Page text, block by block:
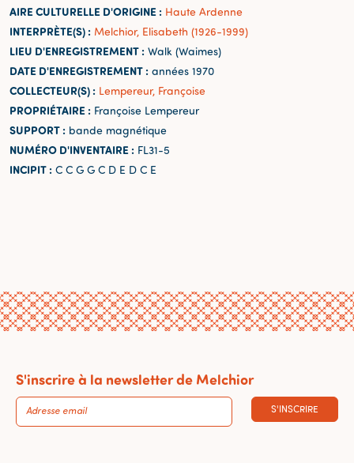
AIRE CULTURELLE D'ORIGINE : Haute Ardenne
INTERPRÈTE(S) : Melchior, Elisabeth (1926-1999)
LIEU D'ENREGISTREMENT : Walk (Waimes)
DATE D'ENREGISTREMENT : années 1970
COLLECTEUR(S) : Lempereur, Françoise
PROPRIÉTAIRE : Françoise Lempereur
SUPPORT : bande magnétique
NUMÉRO D'INVENTAIRE : FL31-5
INCIPIT : C C G G C D E D C E
S'inscrire à la newsletter de Melchior
S'INSCRIRE